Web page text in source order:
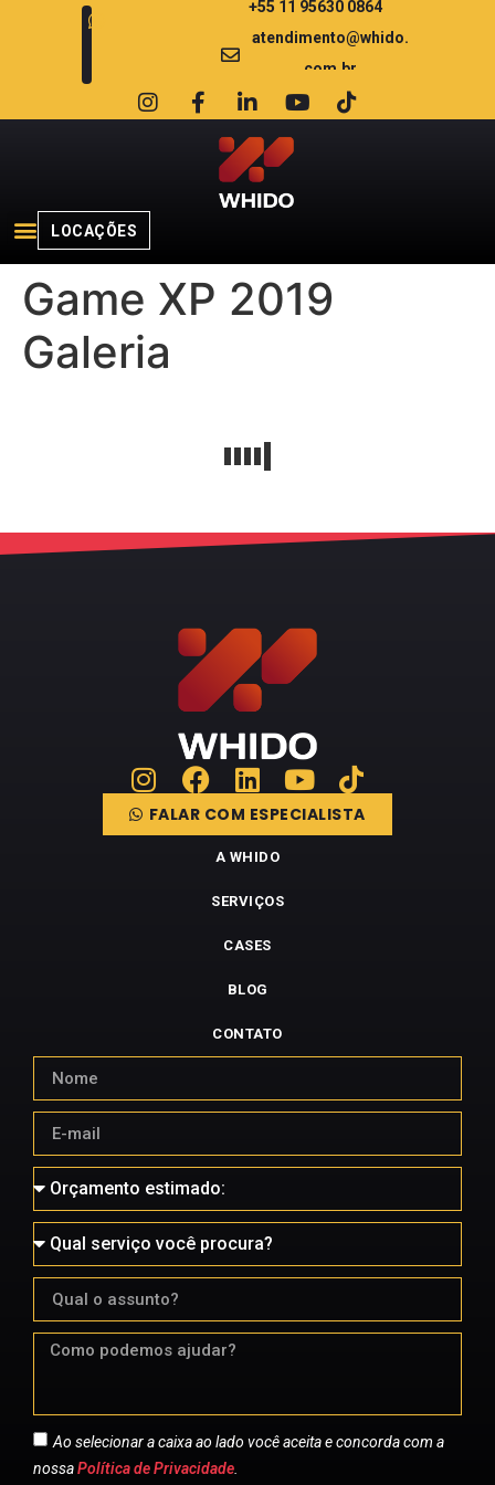
+55 11 95630 0864
atendimento@whido.
com.br
LOCAÇÕES
Game XP 2019
Galeria
FALAR COM ESPECIALISTA
A WHIDO
SERVIÇOS
CASES
BLOG
CONTATO
Ao selecionar a caixa ao lado você aceita e concorda com a
nossaPolítica de Privacidade